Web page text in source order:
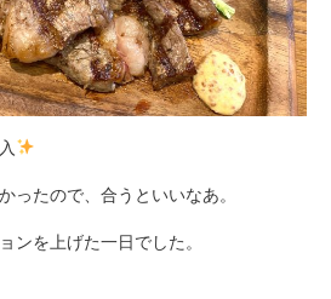
ったので、合うといいなあ。
ンを上げた一日でした。